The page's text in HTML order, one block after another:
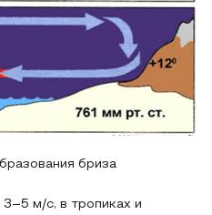
бриза
м/с, в тропиках и